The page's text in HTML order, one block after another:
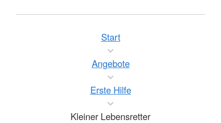
Start
Angebote
Erste Hilfe
Kleiner Lebensretter